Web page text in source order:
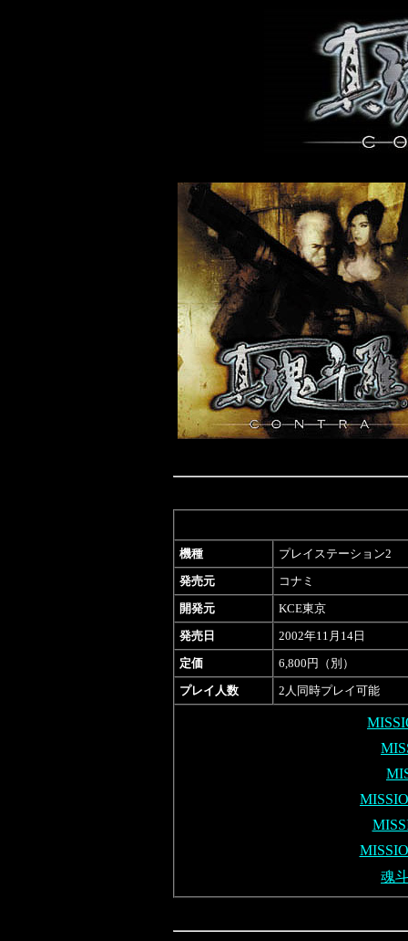
機種
プレイステーション2
発売元
コナミ
開発元
KCE東京
発売日
2002年11月14日
定価
6,800円（別）
プレイ人数
2人同時プレイ可能
魂